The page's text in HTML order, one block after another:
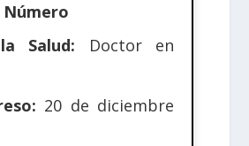
Número
Salud: Doctor en
20 de diciembre